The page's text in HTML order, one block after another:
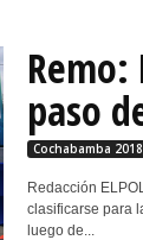
Remo:
paso
Cochabamba 2018
Redacción
clasificarse para
luego de...